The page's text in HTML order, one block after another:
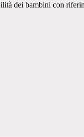
dei bambini con